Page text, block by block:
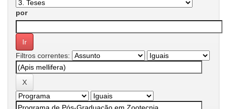
por
Filtros correntes: